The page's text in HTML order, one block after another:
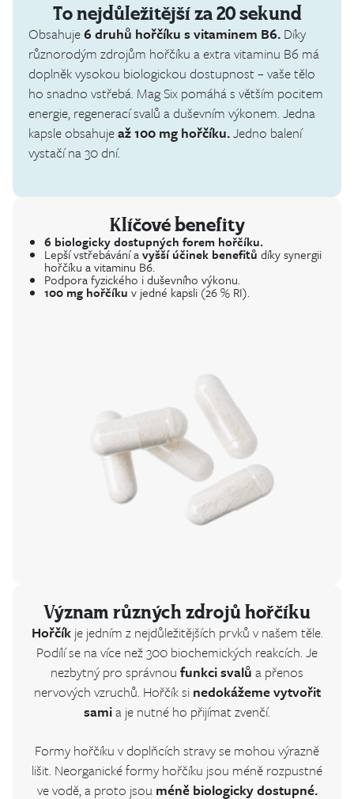
To nejdůležitější za 20 sekund
Obsahuje6 druhů hořčíku s vitaminem B6. Díky
různorodým zdrojům hořčíku a extra vitaminu B6 má
doplněk vysokou biologickou dostupnost – vaše tělo
ho snadno vstřebá. Mag Six pomáhá s větším pocitem
energie, regenerací svalů a duševním výkonem. Jedna
kapsle obsahujeaž 100 mg hořčíku.Jedno balení
vystačí na 30 dní.
Klíčové benefity
6 biologicky dostupných forem hořčíku.
Lepší vstřebávání avyšší účinek benefitů díky synergii
hořčíku a vitaminu B6.
Podpora fyzického i duševního výkonu.
100 mg hořčíku v jedné kapsli (26 % RI).
Význam různých zdrojů hořčíku
Hořčíkje jedním z nejdůležitějších prvků v našem těle.
Podílí se na více než 300 biochemických reakcích. Je
nezbytný pro správnou funkci svalů a přenos
nervových vzruchů. Hořčík si nedokážeme vytvořit
samia je nutné ho přijímat zvenčí.
Formy hořčíku v doplňcích stravy se mohou výrazně
lišit. Neorganické formy hořčíku jsou méně rozpustné
ve vodě, a proto jsou méně biologicky dostupné.